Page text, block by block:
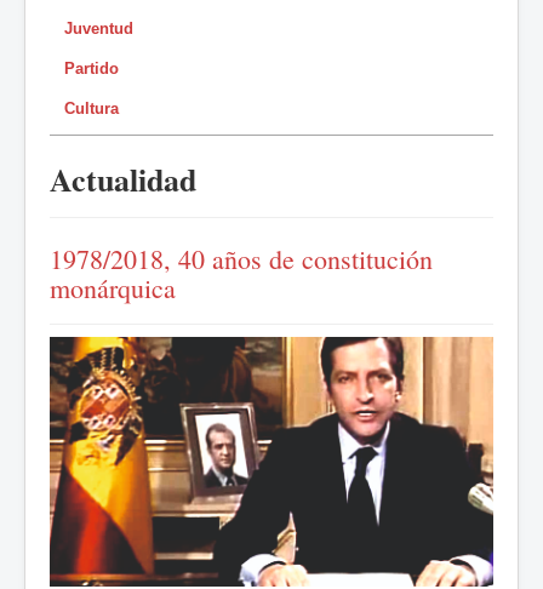
Juventud
Partido
Cultura
Actualidad
1978/2018, 40 años de constitución
monárquica